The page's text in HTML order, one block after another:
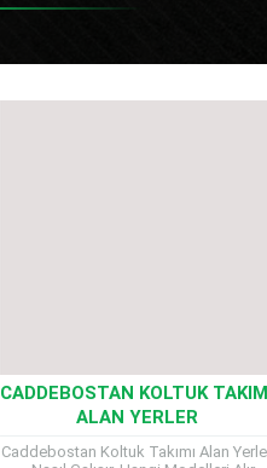
CADDEBOSTAN KOLTUK
ALAN YERLER
Caddebostan Koltuk Takımı Alan